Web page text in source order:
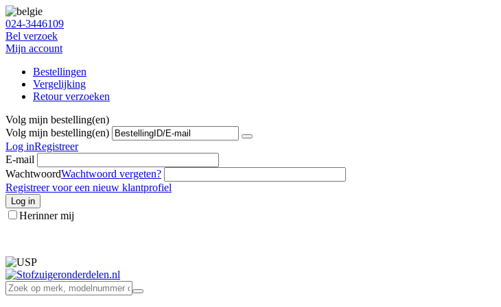
024-3446109
Bel verzoek
Mijn account
Bestellingen
Vergelijking
Retour verzoeken
Volg mijn bestelling(en)
Volg mijn bestelling(en)
Log inRegistreer
E-mail
WachtwoordWachtwoord vergeten?
Registreer voor een nieuw klantprofiel
Log in
Herinner mij